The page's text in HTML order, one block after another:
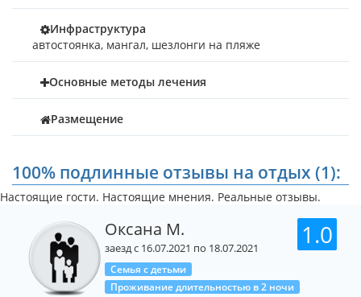
Инфраструктура
автостоянка, мангал, шезлонги на пляже
Основные методы лечения
Размещение
100% подлинные отзывы на отдых (1):
Настоящие гости. Настоящие мнения. Реальные отзывы.
1.0
Оксана М.
заезд с 16.07.2021 по 18.07.2021
Семья с детьми
Проживание длительностью в 2 ночи